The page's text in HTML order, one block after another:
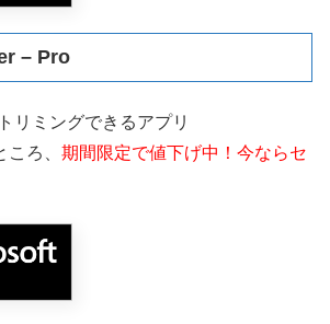
– Pro
リミングできるアプリ
ろ、 期間限定で値下げ中！今ならセ